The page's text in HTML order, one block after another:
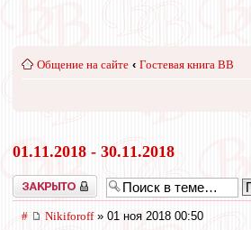
Общение на сайте ‹ Гостевая книга ВВ
01.11.2018 - 30.11.2018
Закрыто
# Nikiforoff» 01 ноя 2018 00:50